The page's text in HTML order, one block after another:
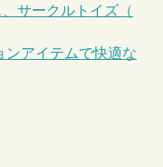
サークルトイズ（
ンアイテムで快適な